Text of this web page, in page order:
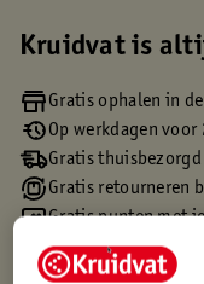
Kruidvat is
Gratis ophalen in
Op werkdagen
Gratis
Gratis retourneren
Gratis punten met